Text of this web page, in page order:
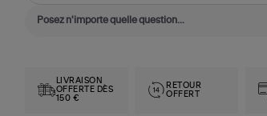
LIVRAISON
OFFERTE DÈS
150 €
RETOUR
OFFERT